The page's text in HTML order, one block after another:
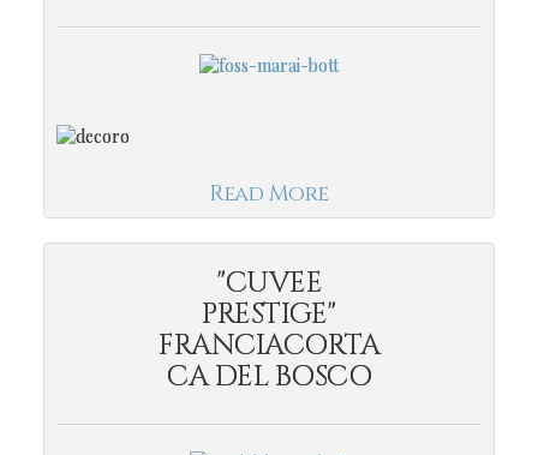
Read More
"CUVEE
PRESTIGE"
FRANCIACORTA
CA DEL BOSCO